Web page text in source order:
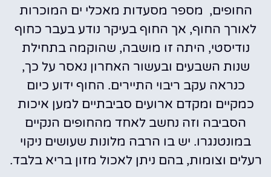
החופים, מספר מסעדות מאכלי ים המוכרות
לאורך החוף, אך החוף בעיקר נודע בעבר כחוף
נודיסטי, היתה זו מושבה, שהוקמה בתחילת
שנות השבעים ובעשור האחרון נאסר על כך,
כנראה עקב ריבוי התיירים. החוף ידוע כיום
כמקיים ומקדם ארועים סביבתיים למען איכות
הסביבה וזה נחשב לאחד מהחופים הנקיים
במונטנגרו. יש בו הרבה מלונות שעושים ניקוי
רעלים וצומות, בהם ניתן לאכול מזון בריא בלבד.